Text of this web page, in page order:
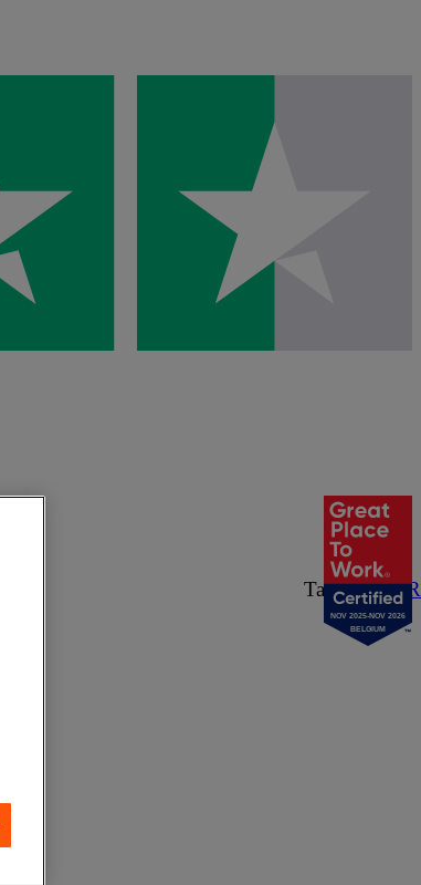
Taal:NL/FR
NOV 2025-NOV 2026
BELGIUM